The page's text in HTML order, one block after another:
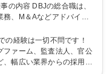
務、M＆Aなどアドバイザ
精通し、複数の専門性を
ロー
を形成していただきま
部門でご活躍いただきま
経験は一切不問です！
ファーム、監査法人、官公
幅広い業界からの採用実